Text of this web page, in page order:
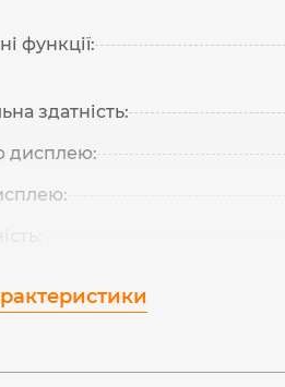
функції:
здатність:
дисплею: